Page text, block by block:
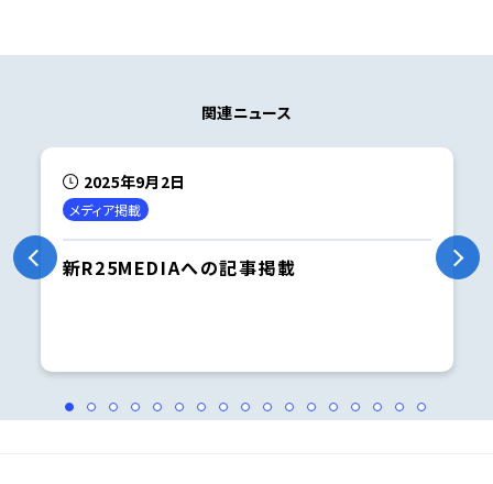
関連ニュース
2025年9月2日
メディア掲載
新R25MEDIAへの記事掲載